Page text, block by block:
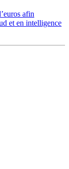
afin
et en intelligence